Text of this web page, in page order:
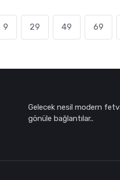
9 29 49 69
Gelecek nesil modern
gönüle bağlantılar..